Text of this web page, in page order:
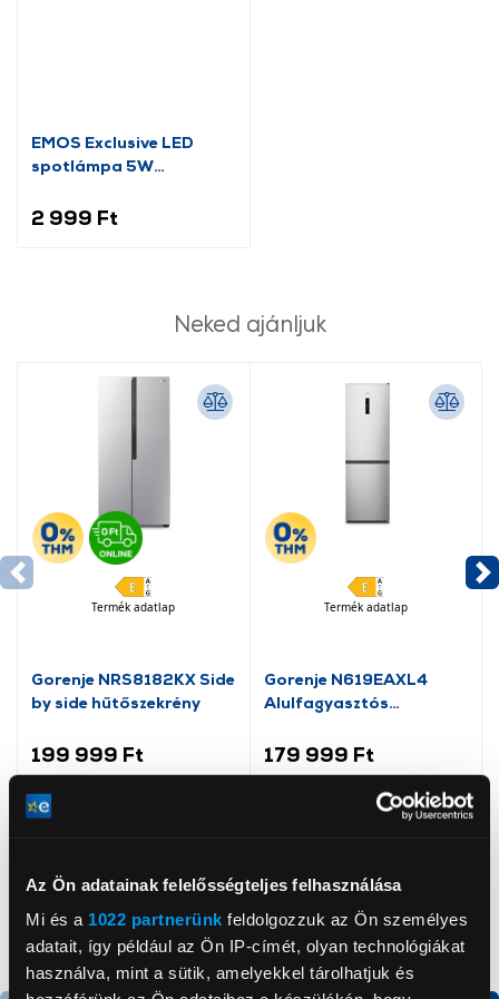
Az Ön adatainak felelősségteljes felhasználása
Mi és a 1022 partnerünk feldolgozzuk az Ön személyes
adatait, így például az Ön IP-címét, olyan technológiákat
használva, mint a sütik, amelyekkel tárolhatjuk és
EMOS Exclusive LED
spotlámpa 5W
2 999 Ft
Neked ajánljuk
Termék adatlap
Gorenje NRS8182KX Side
by side hűtőszekrény
199 999 Ft
Termék adatlap
Gorenje N619EAXL4
Alulfagyasztós
179 999 Ft